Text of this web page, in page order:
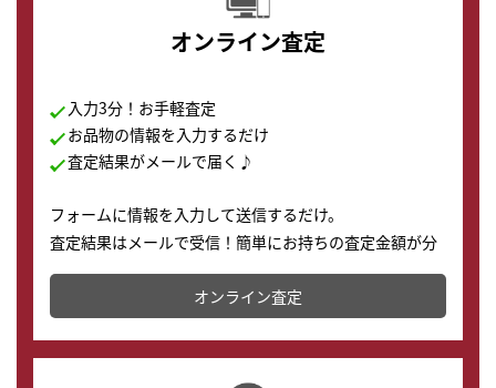
オンライン査定
入力3分！お手軽査定
お品物の情報を入力するだけ
査定結果がメールで届く♪
フォームに情報を入力して送信するだけ。
査定結果はメールで受信！簡単にお持ちの査定金額が分
かります。
オンライン査定